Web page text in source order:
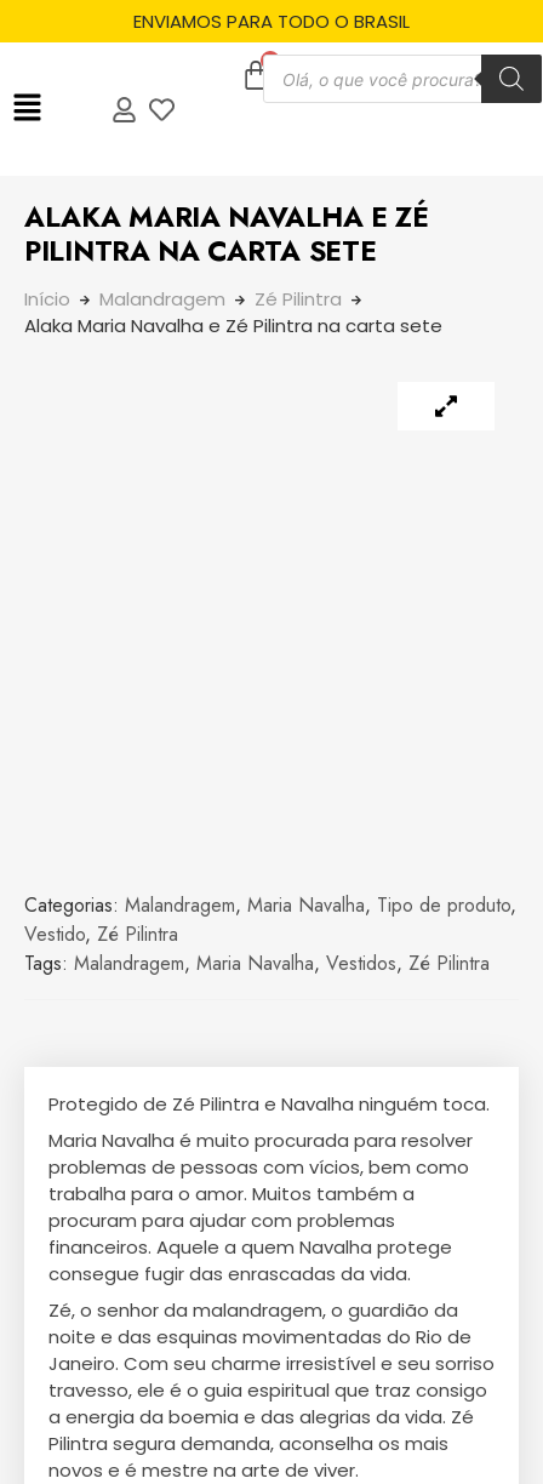
ENVIAMOS PARA TODO O BRASIL
ALAKA MARIA NAVALHA E ZÉ
PILINTRA NA CARTA SETE
Início Malandragem
Zé Pilintra
Alaka Maria Navalha e Zé Pilintra na carta sete
Categorias: Malandragem, Maria Navalha, Tipo de produto,
Vestido, Zé Pilintra
Tags: Malandragem, Maria Navalha, Vestidos, Zé Pilintra
Protegido de Zé Pilintra e Navalha ninguém toca.
Maria Navalha é muito procurada para resolver
problemas de pessoas com vícios, bem como
trabalha para o amor. Muitos também a
procuram para ajudar com problemas
financeiros. Aquele a quem Navalha protege
consegue fugir das enrascadas da vida.
Zé, o senhor da malandragem, o guardião da
noite e das esquinas movimentadas do Rio de
Janeiro. Com seu charme irresistível e seu sorriso
travesso, ele é o guia espiritual que traz consigo
a energia da boemia e das alegrias da vida. Zé
Pilintra segura demanda, aconselha os mais
novos e é mestre na arte de viver.